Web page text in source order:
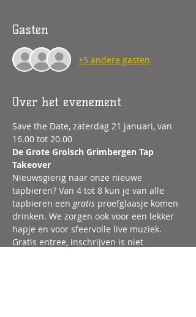
Gasten
+5 andere gasten
Over het evenement
Save the Date, zaterdag 21 januari, van
16.00 tot 20.00
De Grote Grolsch Grimbergen Tap
Takeover
Nieuwsgierig naar onze nieuwe
tapbieren? Van 4 tot 8 kun je van alle
tapbieren een gratis proefglaasje komen
drinken. We zorgen ook voor een lekker
hapje en voor sfeervolle live muziek.
Gratis entree, inschrijven is niet